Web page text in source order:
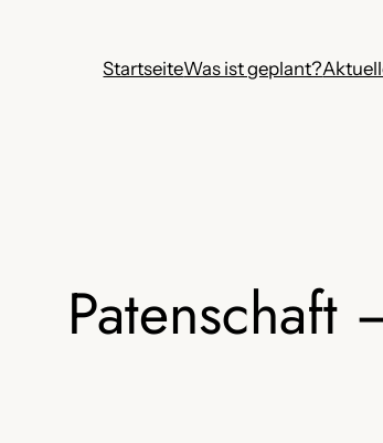
StartseiteWas ist geplant?
Patenschaft